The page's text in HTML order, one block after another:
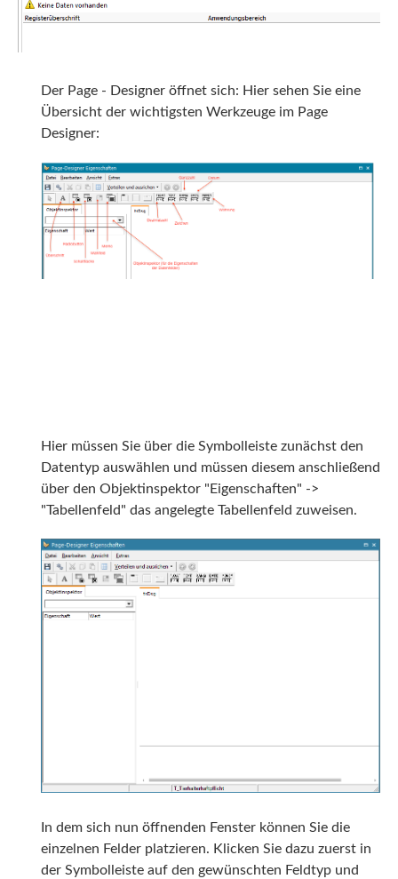
Der Page - Designer öffnet sich: Hier sehen Sie eine
Übersicht der wichtigsten Werkzeuge im Page
Designer:
Hier müssen Sie über die Symbolleiste zunächst den
Datentyp auswählen und müssen diesem anschließend
über den Objektinspektor "Eigenschaften" ->
"Tabellenfeld" das angelegte Tabellenfeld zuweisen.
In dem sich nun öffnenden Fenster können Sie die
einzelnen Felder platzieren. Klicken Sie dazu zuerst in
der Symbolleiste auf den gewünschten Feldtyp und